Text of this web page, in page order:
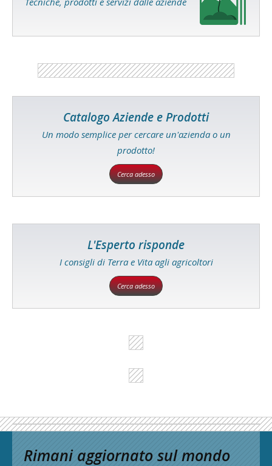
Catalogo Aziende e Prodotti
Un modo semplice per cercare un'azienda o un
prodotto!
Cerca adesso
L'Esperto risponde
I consigli di Terra e Vita agli agricoltori
Cerca adesso
Rimani aggiornato sul mondo